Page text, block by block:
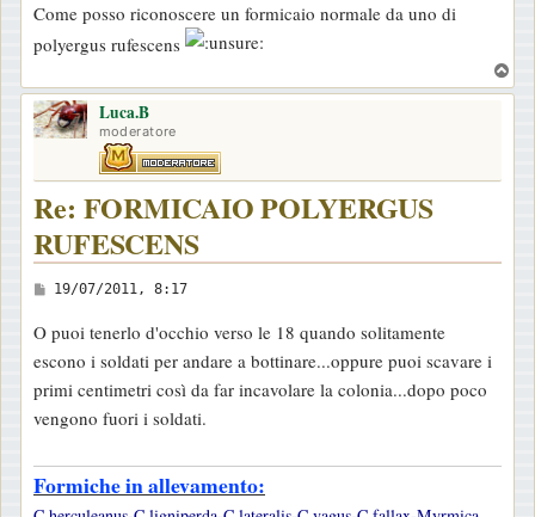
s
s
a
g
g
o
Come posso riconoscere un formicaio normale da uno di
polyergus rufescens
o
Luca.B
moderatore
Re: FORMICAIO POLYERGUS
RUFESCENS
M
s
s
a
g
i
19/07/2011, 8:17
O puoi tenerlo d'occhio verso le 18 quando solitamente
escono i soldati per andare a bottinare...oppure puoi scavare i
primi centimetri così da far incavolare la colonia...dopo poco
vengono fuori i soldati.
Formiche in allevamento: